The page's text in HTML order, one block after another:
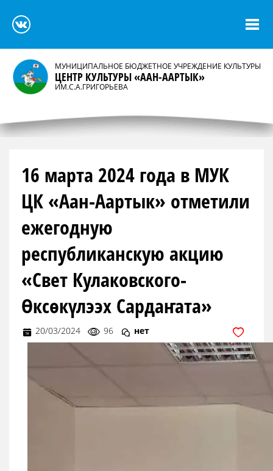
МУНИЦИПАЛЬНОЕ БЮДЖЕТНОЕ УЧРЕЖДЕНИЕ КУЛЬТУРЫ
ЦЕНТР КУЛЬТУРЫ «ААН-ААРТЫК»
ИМ.С.А.ГРИГОРЬЕВА
16 марта 2024 года в МУК
ЦК «Аан-Аартык» отметили
ежегодную
республиканскую акцию
«Свет Кулаковского-
Өксөкүлээх Сардаҥата»
20/03/2024 96 нет